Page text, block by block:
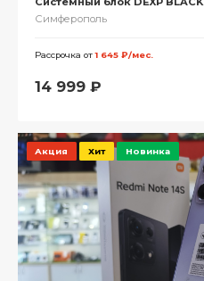
Симферополь
Рассрочка от1 645 ₽/мес.
14 999 ₽
Акция Хит Новинка